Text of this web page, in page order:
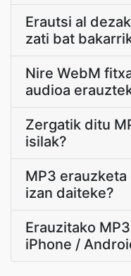
Erautsi al
zati bat
Nire WebM
audioa
Zergatik ditu
isilak?
MP3 erauzketa
izan daiteke?
Erauzitako
iPhone /